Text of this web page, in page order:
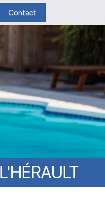
Contact
L'HÉRAULT